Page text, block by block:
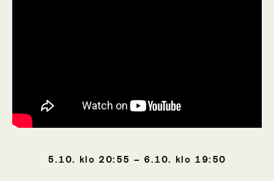
5.10. klo 20:55 – 6.10. klo 19:50